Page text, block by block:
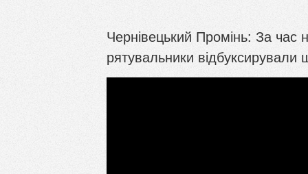
Чернівецький Промінь: За час
рятувальники відбуксирували